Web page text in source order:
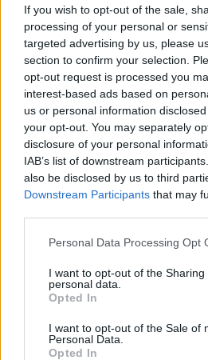
If you wish to opt-out of the sale,
processing of your personal or
targeted advertising by us, please
section to confirm your selection.
opt-out request is processed you
interest-based ads based on
us or personal information
your opt-out. You may separately
disclosure of your personal
IAB’s list of downstream
also be disclosed by us to third
Downstream Participants that may
Personal Data Processing Opt
I want to opt-out of the Sharing
personal data.
Opted In
I want to opt-out of the Sale of
Personal Data.
Opted In
Tragiška žinia: mirė
ies pilotė Ieva Liekytė
Rusnė pasakoja, jog
pardavėja, bet visada
žmonėms. Atkaklumu ir
gyvenimo kelią – baigė
rengimo centrą ir tapo
Viešosios įstaigos
dirbo Rasa, vadovas
kad netekus kolegės –